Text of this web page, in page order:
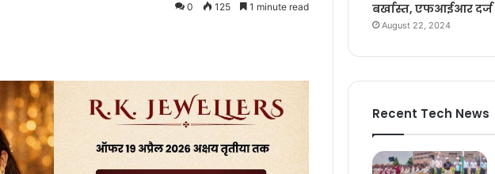
0 125 1 minute read
बर्खास्त, एफआईआर दर्ज
August 22, 2024
Recent Tech News